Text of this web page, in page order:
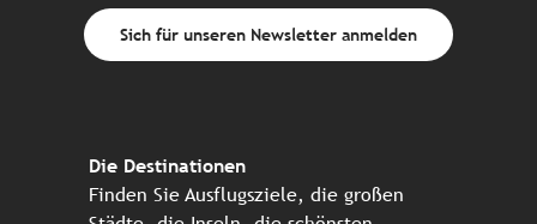
Sich für unseren Newsletter anmelden
Die Destinationen
Finden Sie Ausflugsziele, die großen